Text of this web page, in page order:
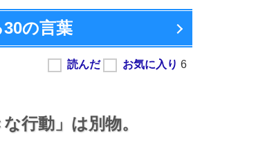
30の言葉
な行動」は別物。